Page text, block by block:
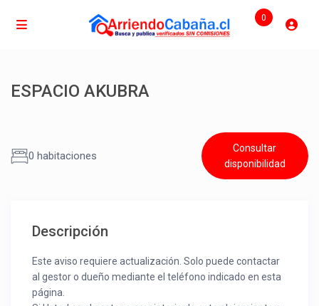
0
ESPACIO AKUBRA
0 habitaciones
Consultar
disponibilidad
Descripción
Este aviso requiere actualización. Solo puede contactar
al gestor o dueño mediante el teléfono indicado en esta
página.